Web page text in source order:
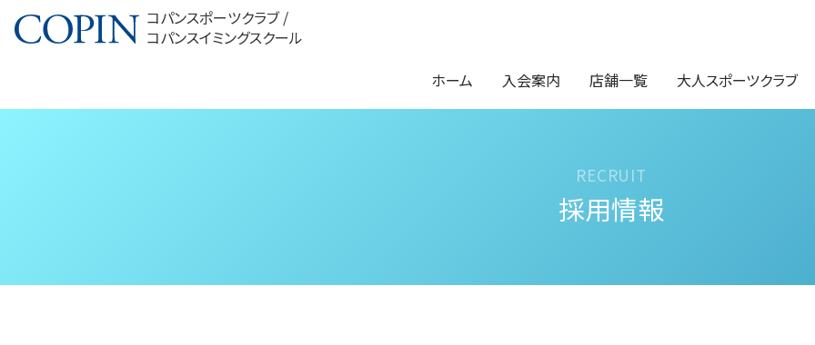
コパンスポーツクラブ /
コパンスイミングスクール
ホーム
入会案内 店舗一覧 大人スポーツクラブ
採用情報